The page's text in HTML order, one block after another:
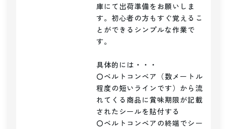
庫にて出荷準備をお願いしま
す。初心者の方もすぐ覚えるこ
とができるシンプルな作業で
す。
具体的には・・・
〇ベルトコンベア（数メートル
程度の短いラインです）から流
れてくる商品に賞味期限が記載
されたシールを貼付する
〇ベルトコンベアの終端でシー